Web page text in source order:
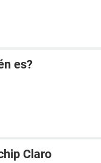
es?
Claro